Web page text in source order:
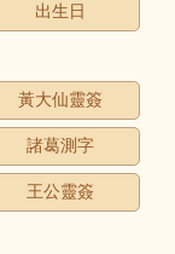
出生日
黃大仙靈簽
諸葛測字
王公靈簽